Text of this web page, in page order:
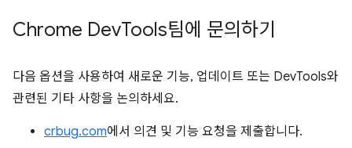
Chrome DevTools팀에 문의하기
다음 옵션을 사용하여 새로운 기능, 업데이트 또는 DevTools와
관련된 기타 사항을 논의하세요.
crbug.com에서 의견 및 기능 요청을 제출합니다.